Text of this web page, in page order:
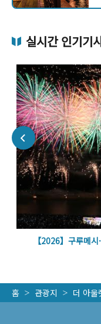
실시간 인기기
【2026】구루메
홈 관광지 더 아